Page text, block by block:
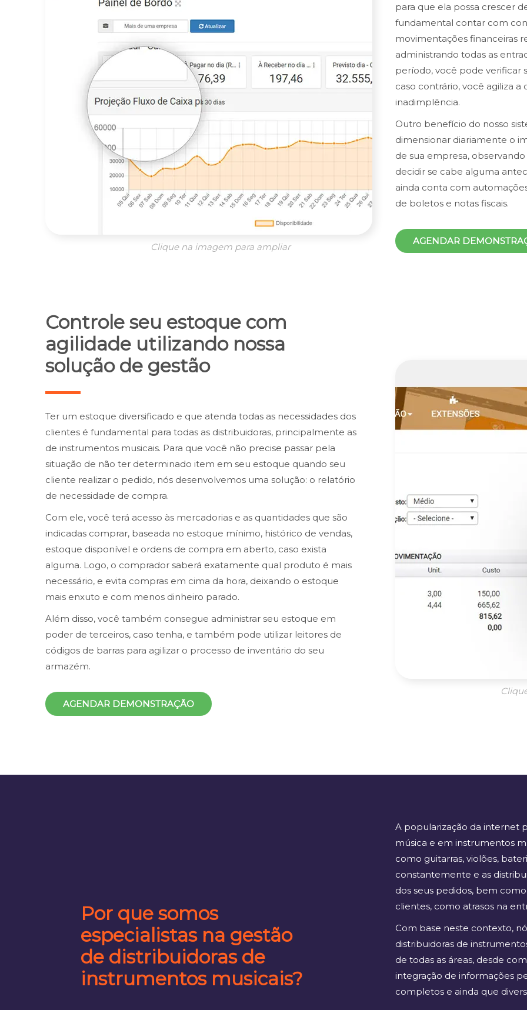
Clique na imagem para ampliar
para que ela possa crescer
fundamental contar com
movimentações financeiras
administrando todas as
período, você pode verificar
caso contrário, você agiliza
inadimplência.
Outro benefício do nosso
dimensionar diariamente o
de sua empresa,
decidir se cabe alguma
ainda conta com
de boletos e notas fiscais.
AGENDAR
Controle seu estoque com
agilidade utilizando nossa
solução de gestão
Ter um estoque diversificado e que atenda todas as necessidades dos
clientes é fundamental para todas as distribuidoras, principalmente as
de instrumentos musicais. Para que você não precise passar pela
situação de não ter determinado item em seu estoque quando seu
cliente realizar o pedido, nós desenvolvemos uma solução: o relatório
de necessidade de compra.
Com ele, você terá acesso às mercadorias e as quantidades que são
indicadas comprar, baseada no estoque mínimo, histórico de vendas,
estoque disponível e ordens de compra em aberto, caso exista
alguma. Logo, o comprador saberá exatamente qual produto é mais
necessário, e evita compras em cima da hora, deixando o estoque
mais enxuto e com menos dinheiro parado.
Além disso, você também consegue administrar seu estoque em
poder de terceiros, caso tenha, e também pode utilizar leitores de
códigos de barras para agilizar o processo de inventário do seu
armazém.
AGENDAR DEMONSTRAÇÃO
Por que somos
especialistas na gestão
de distribuidoras de
instrumentos musicais?
A popularização da internet
música e em instrumentos
como guitarras, violões,
constantemente e as
dos seus pedidos, bem
clientes, como atrasos na
Com base neste contexto,
distribuidoras de
de todas as áreas, desde
integração de informações
completos e ainda que